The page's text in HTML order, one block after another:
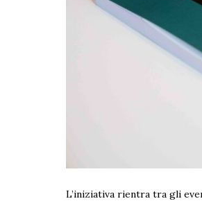
L’iniziativa rientra tra gli